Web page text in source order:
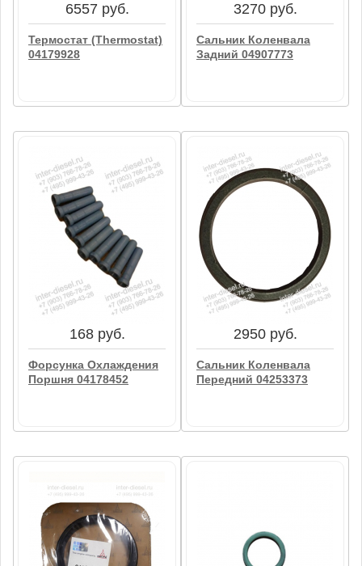
6557 руб.
Термостат (Thermostat)
04179928
6557 руб.
Термостат (Thermostat)
В корзину
3270 руб.
Сальник Коленвала
Задний 04907773
Сальник Коленвала
Задний 04907773
В корзину
168 руб.
Форсунка Охлаждения
Поршня 04178452
168 руб.
2950 руб.
Сальник Коленвала
Передний 04253373
2950 руб.